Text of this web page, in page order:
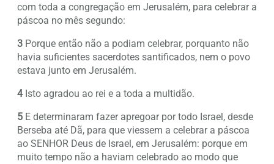
com toda a congregação em Jerusalém, para celebrar a
páscoa no mês segundo:
3 Porque então não a podiam celebrar, porquanto não
havia suficientes sacerdotes santificados, nem o povo
estava junto em Jerusalém.
4Isto agradou ao rei e a toda a multidão.
5 E determinaram fazer apregoar por todo Israel, desde
Berseba até Dã, para que viessem a celebrar a páscoa
ao SENHOR Deus de Israel, em Jerusalém: porque em
muito tempo não a haviam celebrado ao modo que